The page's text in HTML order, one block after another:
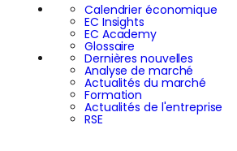
Calendrier économique
EC Insights
EC Academy
Glossaire
Dernières nouvelles
Analyse de marché
Actualités du marché
Formation
Actualités de l'entreprise
RSE